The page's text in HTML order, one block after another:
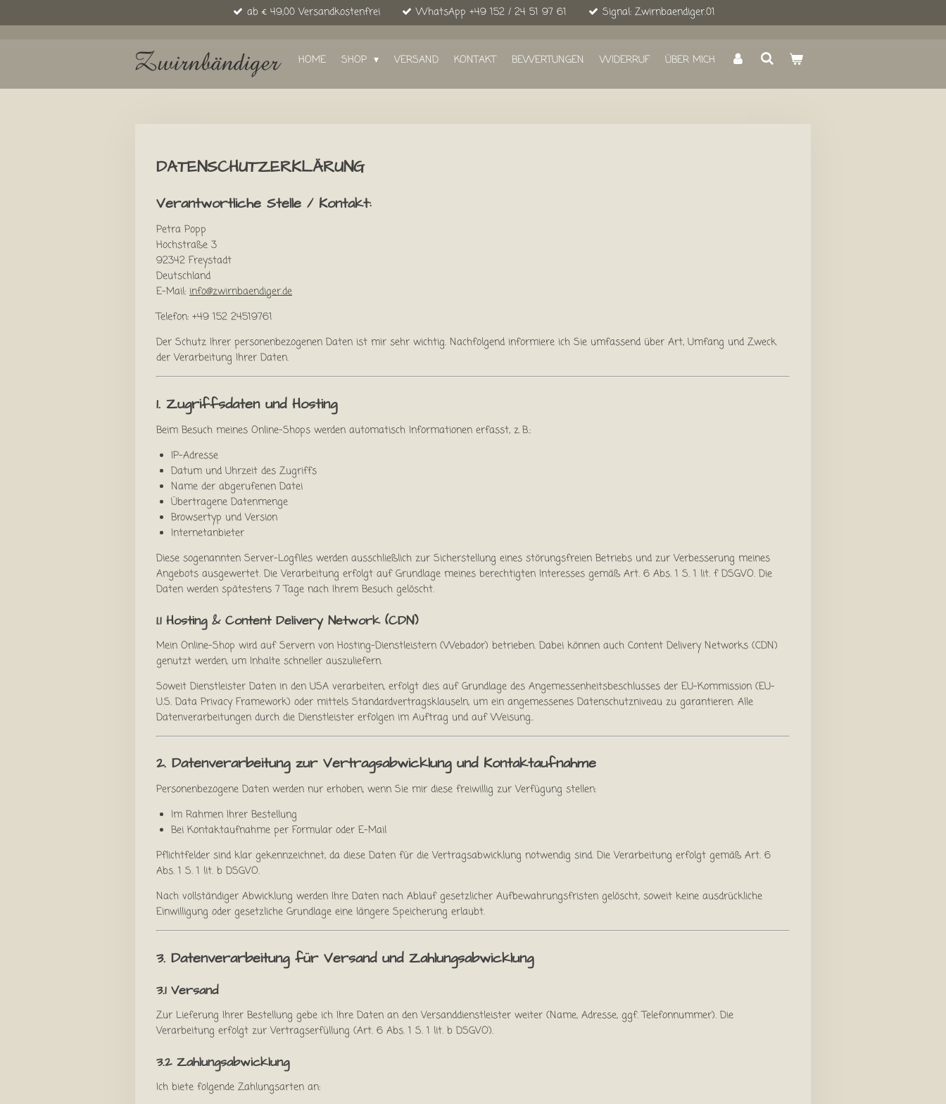
ab € 49,00 Versandkostenfrei WhatsApp +49 152 / 24 51 97 61 Signal: Zwirnbaendiger.01
HOME SHOP VERSAND KONTAKT BEWERTUNGEN WIDERRUF ÜBER MICH
DATENSCHUTZERKLÄRUNG
Verantwortliche Stelle / Kontakt:
Petra Popp
Hochstraße 3
92342 Freystadt
Deutschland
E-Mail: info@zwirnbaendiger.de
Telefon: +49 152 24519761
Der Schutz Ihrer personenbezogenen Daten ist mir sehr wichtig. Nachfolgend informiere ich Sie umfassend über Art, Umfang und Zweck
der Verarbeitung Ihrer Daten.
1. Zugriffsdaten und Hosting
Beim Besuch meines Online-Shops werden automatisch Informationen erfasst, z. B.:
IP-Adresse
Datum und Uhrzeit des Zugriffs
Name der abgerufenen Datei
Übertragene Datenmenge
Browsertyp und Version
Internetanbieter
Diese sogenannten Server-Logfiles werden ausschließlich zur Sicherstellung eines störungsfreien Betriebs und zur Verbesserung meines
Angebots ausgewertet. Die Verarbeitung erfolgt auf Grundlage meines berechtigten Interesses gemäß Art. 6 Abs. 1 S. 1 lit. f DSGVO. Die
Daten werden spätestens 7 Tage nach Ihrem Besuch gelöscht.
1.1 Hosting & Content Delivery Network (CDN)
Mein Online-Shop wird auf Servern von Hosting-Dienstleistern (Webador) betrieben. Dabei können auch Content Delivery Networks (CDN)
genutzt werden, um Inhalte schneller auszuliefern.
Soweit Dienstleister Daten in den USA verarbeiten, erfolgt dies auf Grundlage des Angemessenheitsbeschlusses der EU-Kommission (EU-
U.S. Data Privacy Framework) oder mittels Standardvertragsklauseln, um ein angemessenes Datenschutzniveau zu garantieren. Alle
Datenverarbeitungen durch die Dienstleister erfolgen im Auftrag und auf Weisung..
2. Datenverarbeitung zur Vertragsabwicklung und Kontaktaufnahme
Personenbezogene Daten werden nur erhoben, wenn Sie mir diese freiwillig zur Verfügung stellen:
Im Rahmen Ihrer Bestellung
Bei Kontaktaufnahme per Formular oder E-Mail
Pflichtfelder sind klar gekennzeichnet, da diese Daten für die Vertragsabwicklung notwendig sind. Die Verarbeitung erfolgt gemäß Art. 6
Abs. 1 S. 1 lit. b DSGVO.
Nach vollständiger Abwicklung werden Ihre Daten nach Ablauf gesetzlicher Aufbewahrungsfristen gelöscht, soweit keine ausdrückliche
Einwilligung oder gesetzliche Grundlage eine längere Speicherung erlaubt.
3. Datenverarbeitung für Versand und Zahlungsabwicklung
3.1 Versand
Zur Lieferung Ihrer Bestellung gebe ich Ihre Daten an den Versanddienstleister weiter (Name, Adresse, ggf. Telefonnummer). Die
Verarbeitung erfolgt zur Vertragserfüllung (Art. 6 Abs. 1 S. 1 lit. b DSGVO).
3.2 Zahlungsabwicklung
Ich biete folgende Zahlungsarten an: